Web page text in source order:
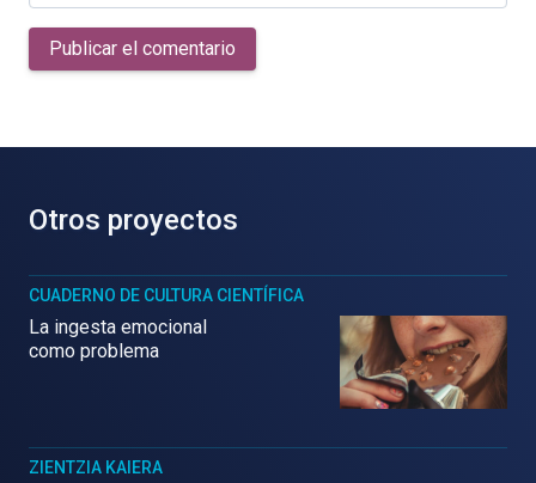
Publicar el comentario
Otros proyectos
CUADERNO DE CULTURA CIENTÍFICA
La ingesta emocional
como problema
ZIENTZIA KAIERA